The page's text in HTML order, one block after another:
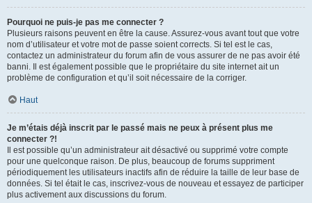
Pourquoi ne puis-je pas me connecter ?
Plusieurs raisons peuvent en être la cause. Assurez-vous avant tout que votre
nom d’utilisateur et votre mot de passe soient corrects. Si tel est le cas,
contactez un administrateur du forum afin de vous assurer de ne pas avoir été
banni. Il est également possible que le propriétaire du site internet ait un
problème de configuration et qu’il soit nécessaire de la corriger.
Haut
Je m’étais déjà inscrit par le passé mais ne peux à présent plus me
connecter ?!
Il est possible qu’un administrateur ait désactivé ou supprimé votre compte
pour une quelconque raison. De plus, beaucoup de forums suppriment
périodiquement les utilisateurs inactifs afin de réduire la taille de leur base de
données. Si tel était le cas, inscrivez-vous de nouveau et essayez de participer
plus activement aux discussions du forum.